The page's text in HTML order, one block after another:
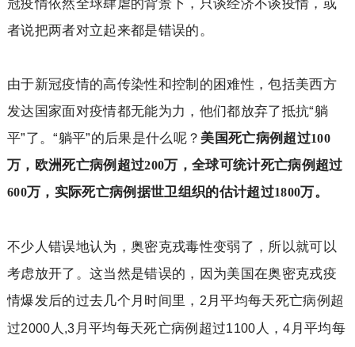
冠疫情依然全球肆虐的背景下，只谈经济不谈疫情，或
者说把两者对立起来都是错误的。
由于新冠疫情的高传染性和控制的困难性，包括美西方
发达国家面对疫情都无能为力，他们都放弃了抵抗“躺
平”了。“躺平”的后果是什么呢？ 美国死亡病例超过100
万，欧洲死亡病例超过200万，全球可统计死亡病例超过
600万，实际死亡病例据世卫组织的估计超过1800万。
不少人错误地认为，奥密克戎毒性变弱了，所以就可以
考虑放开了。这当然是错误的，因为美国在奥密克戎疫
情爆发后的过去几个月时间里， 2 月平均每天死亡病例超
过2000 人 ,3 月平均每天死亡病例超过1100 人，4 月平均每